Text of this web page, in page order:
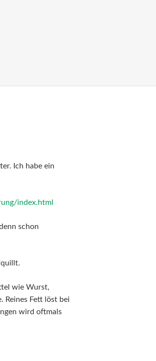
Ich habe ein
index.html
schon
wie Wurst,
Reines Fett löst bei
wird oftmals